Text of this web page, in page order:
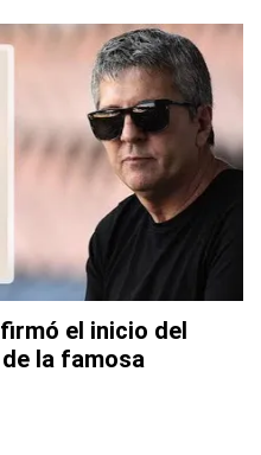
el inicio del
la famosa